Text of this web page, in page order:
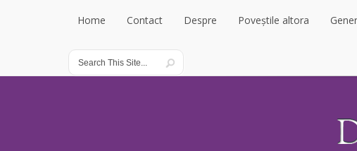
Home
Home
Contact
Contact
Despre Poveștile altora